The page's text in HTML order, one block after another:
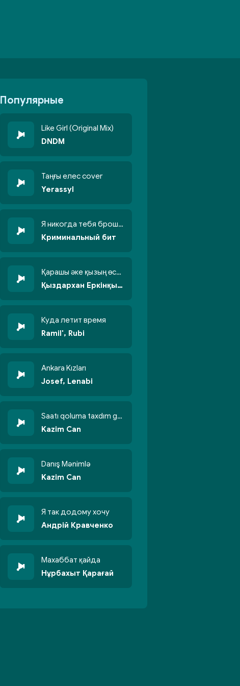
Популярные
Like Girl (Original Mix)
DNDM
Таңғы елес cover
Yerassyl
Я никогда тебя брошу никогда не кину
Криминальный бит
Қарашы әке қызың өсті бойжеттіп
Қыздархан Еркінқызы
Куда летит время
Ramil', Rubi
Ankara Kızları
Josef, Lenabi
Saatı qoluma taxdım göyün üzünə qalxdım
Kazim Can
Danış Mənimlə
Kazim Can
Я так додому хочу
Андрій Кравченко
Махаббат қайда
Нұрбахыт Қарағай